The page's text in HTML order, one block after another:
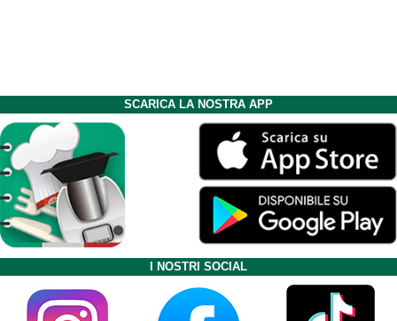
SCARICA LA NOSTRA APP
I NOSTRI SOCIAL